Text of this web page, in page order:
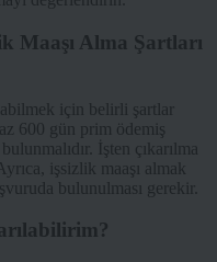
Maaşı Alma Şartları
için belirli şartlar
600 gün prim ödemiş
İşten çıkarılma
işsizlik maaşı almak
bulunulması gerekir.